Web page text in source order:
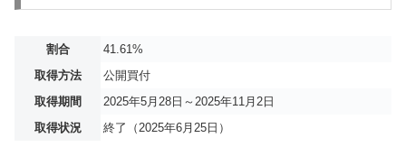
割合
41.61%
取得方法
公開買付
取得期間
2025年5月28日～2025年11月2日
取得状況
終了（2025年6月25日）